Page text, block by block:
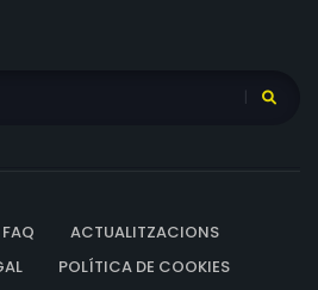
FAQ
ACTUALITZACIONS
POLÍTICA DE COOKIES